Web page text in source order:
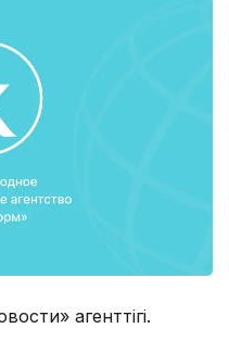
агенттігі.